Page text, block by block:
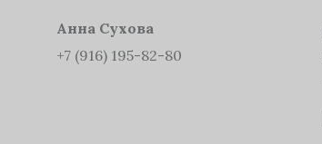
Анна Сухова
+7 (916) 195-82-80